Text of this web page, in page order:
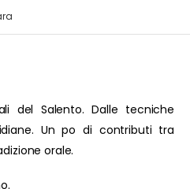
del Salento. Dalle tecniche
Un po di contributi tra
orale.